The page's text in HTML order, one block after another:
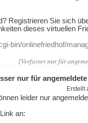
Registrieren Sie sich
dieses virtuellen
bin/onlinefriedhof/
[Verfasser nur für
nur für
Erstellt
leider nur
an: